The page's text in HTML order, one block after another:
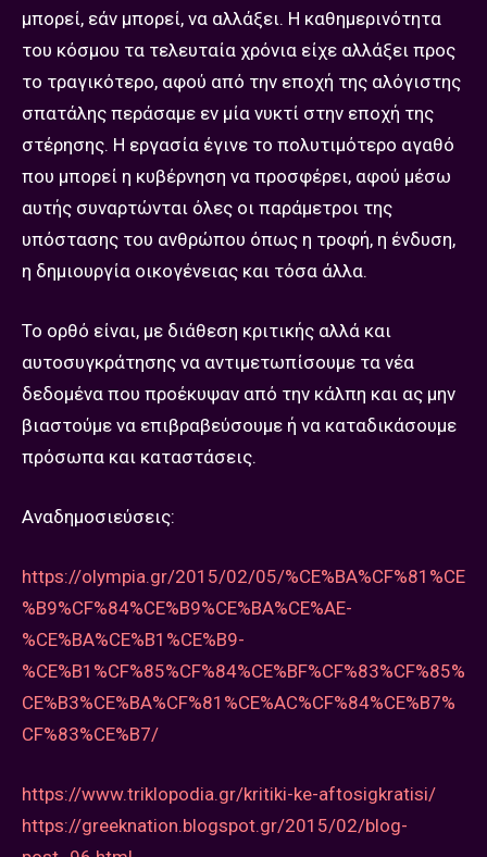
μπορεί, εάν μπορεί, να αλλάξει. Η καθημερινότητα
του κόσμου τα τελευταία χρόνια είχε αλλάξει προς
το τραγικότερο, αφού από την εποχή της αλόγιστης
σπατάλης περάσαμε εν μία νυκτί στην εποχή της
στέρησης. Η εργασία έγινε το πολυτιμότερο αγαθό
που μπορεί η κυβέρνηση να προσφέρει, αφού μέσω
αυτής συναρτώνται όλες οι παράμετροι της
υπόστασης του ανθρώπου όπως η τροφή, η ένδυση,
η δημιουργία οικογένειας και τόσα άλλα.
Το ορθό είναι, με διάθεση κριτικής αλλά και
αυτοσυγκράτησης να αντιμετωπίσουμε τα νέα
δεδομένα που προέκυψαν από την κάλπη και ας μην
βιαστούμε να επιβραβεύσουμε ή να καταδικάσουμε
πρόσωπα και καταστάσεις.
Αναδημοσιεύσεις:
https://olympia.gr/2015/02/05/%CE%BA%CF%81%CE
%B9%CF%84%CE%B9%CE%BA%CE%AE-
%CE%BA%CE%B1%CE%B9-
%CE%B1%CF%85%CF%84%CE%BF%CF%83%CF%85%
CE%B3%CE%BA%CF%81%CE%AC%CF%84%CE%B7%
CF%83%CE%B7/
https://www.triklopodia.gr/kritiki-ke-aftosigkratisi/
https://greeknation.blogspot.gr/2015/02/blog-